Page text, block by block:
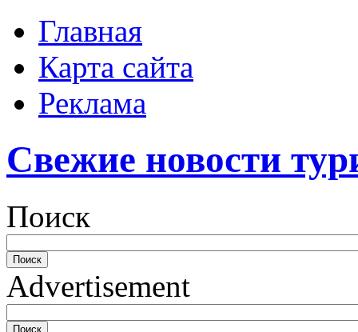
Главная
Карта сайта
Реклама
Свежие новости
Поиск
Advertisement